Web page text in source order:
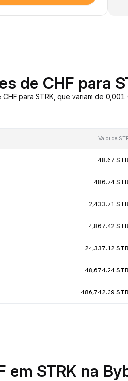
de CHF para
para STRK, que variam de
Valor de
48.67
486.74
2,433.71
4,867.42
24,337.12
48,674.24
486,742.39
em STRK na